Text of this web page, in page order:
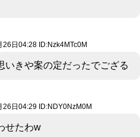
26日04:28 ID:Nzk4MTc0M
いきや案の定だったでござる
26日04:29 ID:NDY0NzM0M
せたわw